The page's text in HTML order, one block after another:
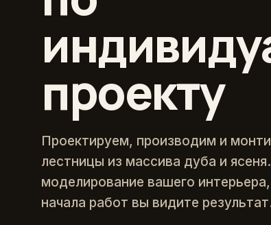
проекту
Проектируем, производим и
лестницы из массива дуба и
моделирование вашего
начала работ вы видите